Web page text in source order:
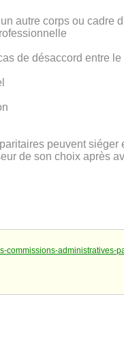
autre corps ou cadre
de désaccord entre
peuvent
de son choix après
commissions-administratives-